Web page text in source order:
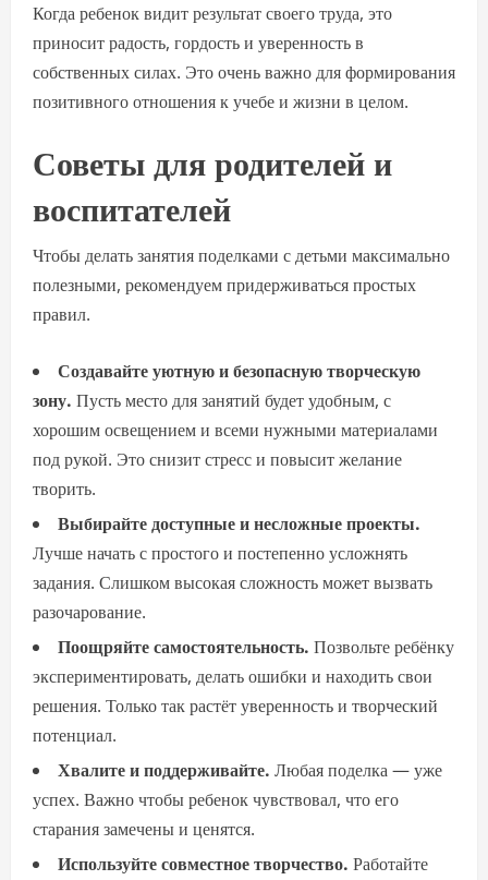
Когда ребенок видит результат своего труда, это
приносит радость, гордость и уверенность в
собственных силах. Это очень важно для формирования
позитивного отношения к учебе и жизни в целом.
Советы для родителей и
воспитателей
Чтобы делать занятия поделками с детьми максимально
полезными, рекомендуем придерживаться простых
правил.
Создавайте уютную и безопасную творческую
зону. Пусть место для занятий будет удобным, с
хорошим освещением и всеми нужными материалами
под рукой. Это снизит стресс и повысит желание
творить.
Выбирайте доступные и несложные проекты.
Лучше начать с простого и постепенно усложнять
задания. Слишком высокая сложность может вызвать
разочарование.
Поощряйте самостоятельность. Позвольте ребёнку
экспериментировать, делать ошибки и находить свои
решения. Только так растёт уверенность и творческий
потенциал.
Хвалите и поддерживайте. Любая поделка — уже
успех. Важно чтобы ребенок чувствовал, что его
старания замечены и ценятся.
Используйте совместное творчество. Работайте